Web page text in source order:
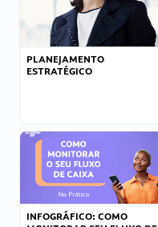
PLANEJAMENTO
ESTRATÉGICO
INFOGRÁFICO: COMO